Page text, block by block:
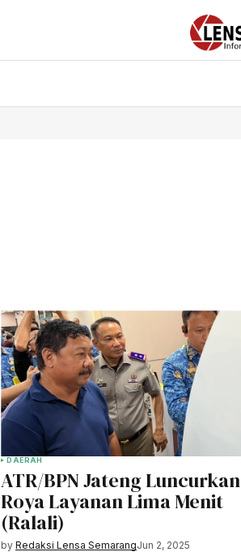
DAERAH
ATR/BPN Jateng Luncurkan
Roya Layanan Lima Menit
(Ralali)
by Redaksi Lensa SemarangJun 2, 2025